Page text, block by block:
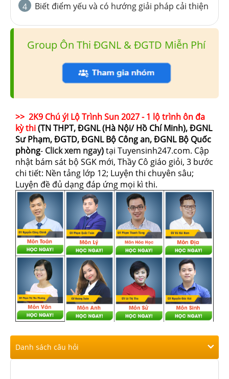
4
Biết điểm yếu và có hướng giải pháp cải thiện
Group Ôn Thi ĐGNL & ĐGTD Miễn Phí
>> 2K9 Chú ý! Lộ Trình Sun 2027 - 1 lộ trình ôn đa
kỳ thi(TN THPT, ĐGNL (Hà Nội/ Hồ Chí Minh), ĐGNL
Sư Phạm, ĐGTD, ĐGNL Bộ Công an, ĐGNL Bộ Quốc
phòng- Click xem ngay)tại Tuyensinh247.com. Cập
nhật bám sát bộ SGK mới, Thầy Cô giáo giỏi, 3 bước
chi tiết: Nền tảng lớp 12; Luyện thi chuyên sâu;
Luyện đề đủ dạng đáp ứng mọi kì thi.
Danh sách câu hỏi